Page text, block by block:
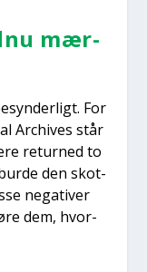
mær­
For
Archi­ves står
retur­ned to
den skot­
nega­ti­ver
dem, hvor­